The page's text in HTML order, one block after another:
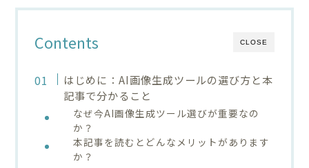
CLOSE
Contents
はじめに：AI画像生成ツールの選び方と本
記事で分かること
なぜ今AI画像生成ツール選びが重要なの
か？
本記事を読むとどんなメリットがあります
か？